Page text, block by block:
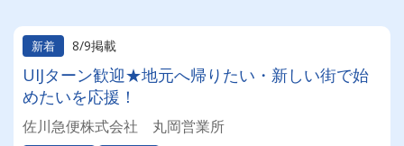
新着 8/9掲載
UIJターン歓迎★地元へ帰りたい・新しい街で始
めたいを応援！
佐川急便株式会社 丸岡営業所